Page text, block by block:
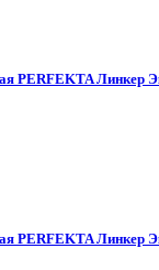
PERFEKTA Линкер
PERFEKTA Линкер